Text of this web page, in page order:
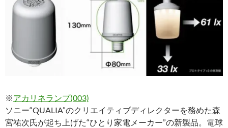
※アカリネランプ(003)
ソニー“QUALIA”のクリエイティブディレクターを務めた森
宮祐次氏が起ち上げた“ひとり家電メーカー”の新製品。電球